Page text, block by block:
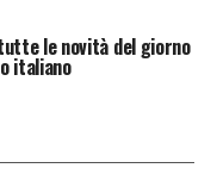
le novità del giorno
italiano